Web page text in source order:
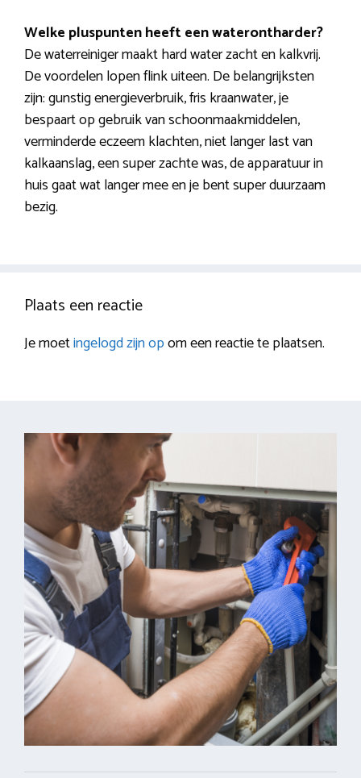
Welke pluspunten heeft een waterontharder?
De waterreiniger maakt hard water zacht en kalkvrij.
De voordelen lopen flink uiteen. De belangrijksten
zijn: gunstig energieverbruik, fris kraanwater, je
bespaart op gebruik van schoonmaakmiddelen,
verminderde eczeem klachten, niet langer last van
kalkaanslag, een super zachte was, de apparatuur in
huis gaat wat langer mee en je bent super duurzaam
bezig.
Plaats een reactie
Je moetingelogd zijn opom een reactie te plaatsen.